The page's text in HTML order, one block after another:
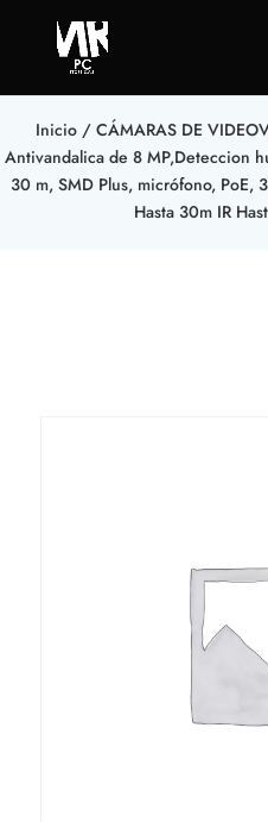
Inicio/ CÁMARAS DE
Antivandalica de 8 MP,Deteccion
30 m, SMD Plus, micrófono, PoE,
Hasta 30m IR